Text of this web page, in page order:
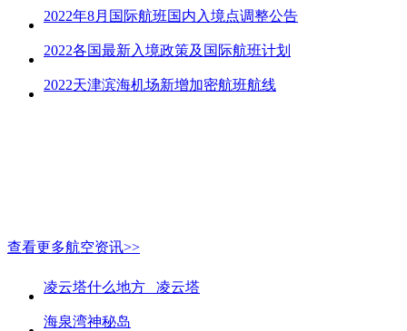
2022年8月国际航班国内入境点调整公告
2022各国最新入境政策及国际航班计划
2022天津滨海机场新增加密航班航线
查看更多航空资讯>>
凌云塔什么地方_ 凌云塔
海泉湾神秘岛